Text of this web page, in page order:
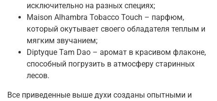
исключительно на разных специях;
Maison Alhambra Tobacco Touch – парфюм,
который окутывает своего обладателя теплым и
мягким звучанием;
Diptyque Tam Dao – аромат в красивом флаконе,
способный погрузить в атмосферу старинных
лесов.
Все приведенные выше духи созданы опытными и